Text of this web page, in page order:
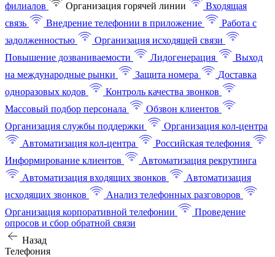
филиалов
Организация горячей линии
Входящая
связь
Внедрение телефонии в приложение
Работа с
задолженностью
Организация исходящей связи
Повышение дозваниваемости
Лидогенерация
Выход
на международные рынки
Защита номера
Доставка
одноразовых кодов
Контроль качества звонков
Массовый подбор персонала
Обзвон клиентов
Организация службы поддержки
Организация кол-центра
Автоматизация кол-центра
Российская телефония
Информирование клиентов
Автоматизация рекрутинга
Автоматизация входящих звонков
Автоматизация
исходящих звонков
Анализ телефонных разговоров
Организация корпоративной телефонии
Проведение
опросов и сбор обратной связи
Назад
Телефония